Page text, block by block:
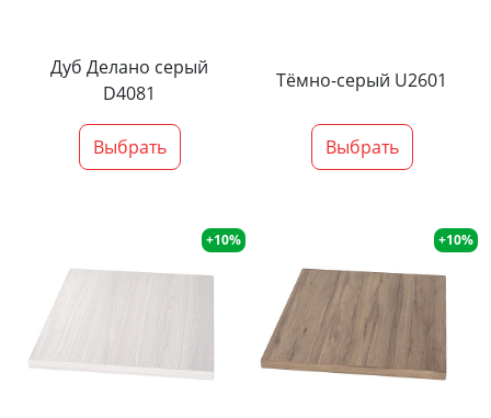
Дуб Делано серый
D4081
Выбрать
Тёмно-серый U2601
Выбрать
+10% +10%